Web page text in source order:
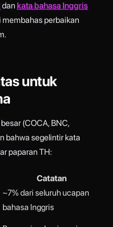
dan kata bahasa Inggris
membahas perbaikan
untuk
(COCA, BNC,
bahwa segelintir kata
paparan TH:
Catatan
~7% dari seluruh ucapan
bahasa Inggris